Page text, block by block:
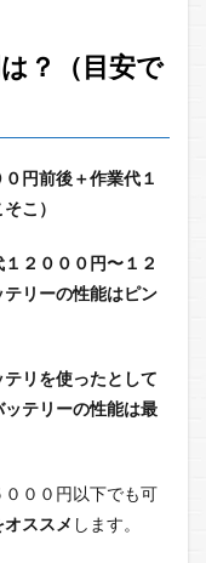
？（目安で
円前後＋作業代１
こ）
２０００円〜１２
リーの性能はピン
リを使ったとして
テリーの性能は最
００円以下でも可
ススメ します。